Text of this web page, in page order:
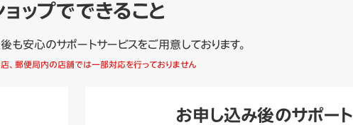
ョップでできること
も安心のサポートサービスをご用意しております。
、郵便局内の店舗では一部対応を行っておりません
お申し込み後のサポート